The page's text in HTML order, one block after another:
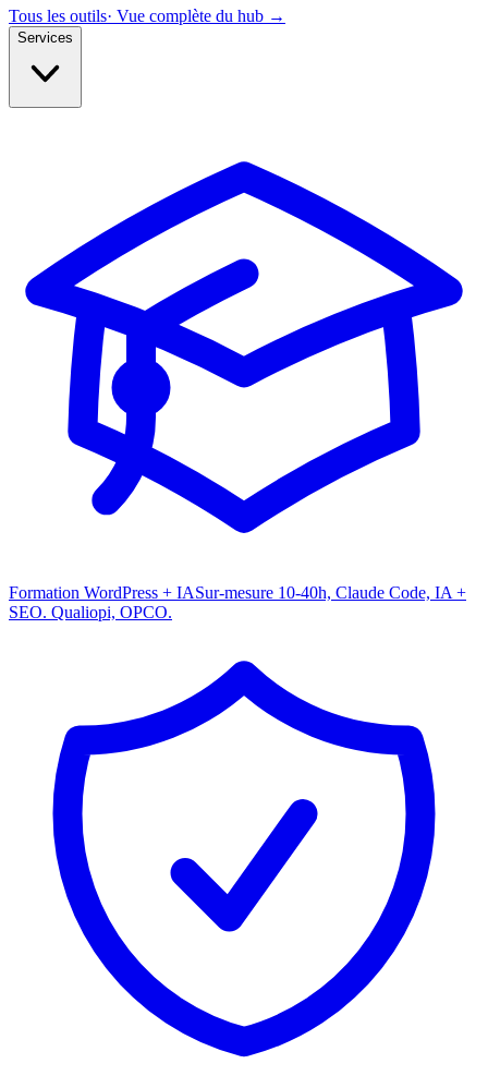
Tous les outils· Vue complète du hub →
Services
Formation WordPress + IASur-mesure 10-40h, Claude Code, IA +
SEO. Qualiopi, OPCO.